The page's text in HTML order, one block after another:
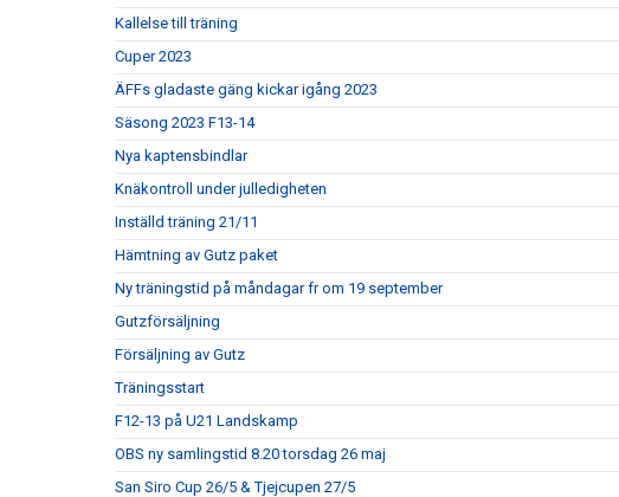
Kallelse till träning
Cuper 2023
ÄFFs gladaste gäng kickar igång 2023
Säsong 2023 F13-14
Nya kaptensbindlar
Knäkontroll under julledigheten
Inställd träning 21/11
Hämtning av Gutz paket
Ny träningstid på måndagar fr om 19 september
Gutzförsäljning
Försäljning av Gutz
Träningsstart
F12-13 på U21 Landskamp
OBS ny samlingstid 8.20 torsdag 26 maj
San Siro Cup 26/5 & Tjejcupen 27/5